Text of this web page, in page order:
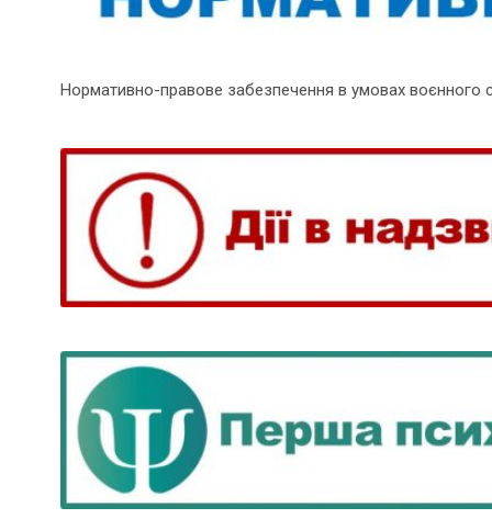
Нормативно-правове забезпечення в умовах воєнного